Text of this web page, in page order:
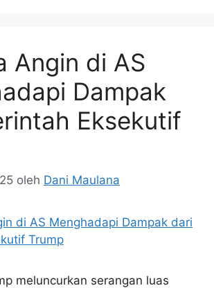
Angin di AS
Dampak
Eksekutif
oleh Dani Maulana
meluncurkan serangan luas